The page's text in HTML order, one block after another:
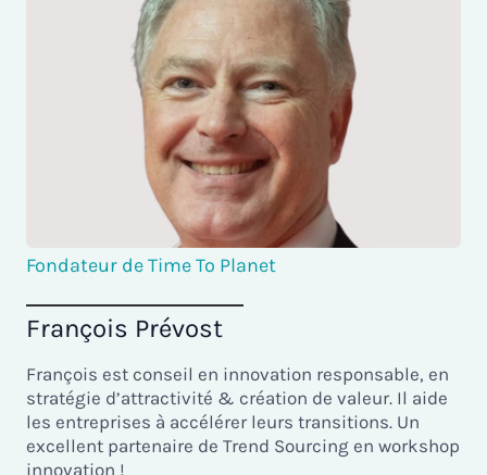
Fondateur de Time To Planet
François Prévost
François est conseil en innovation responsable, en
stratégie d’attractivité & création de valeur. Il aide
les entreprises à accélérer leurs transitions. Un
excellent partenaire de Trend Sourcing en workshop
innovation !